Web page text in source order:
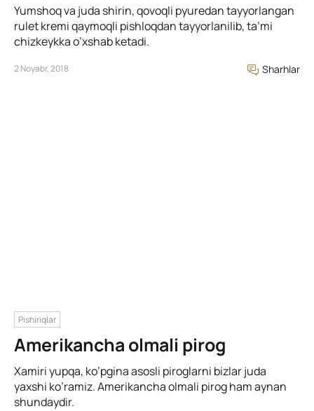
Yumshoq va juda shirin, qovoqli pyuredan tayyorlangan
rulet kremi qaymoqli pishloqdan tayyorlanilib, ta’mi
chizkeykka o’xshab ketadi.
2 Noyabr, 2018 Sharhlar
Pishiriqlar
Amerikancha olmali pirog
Xamiri yupqa, ko’pgina asosli piroglarni bizlar juda
yaxshi ko’ramiz. Amerikancha olmali pirog ham aynan
shundaydir.